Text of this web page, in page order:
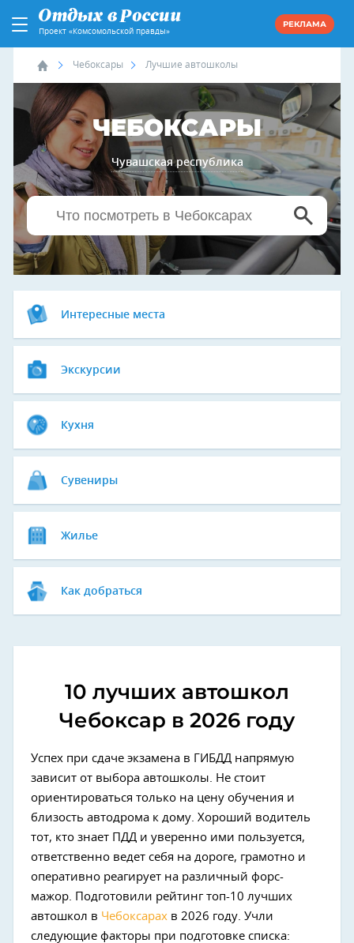
Проект «Комсомольской правды»
РЕКЛАМА
Чебоксары Лучшие автошколы
ЧЕБОКСАРЫ
Чувашская республика
Интересные места
Экскурсии
Кухня
Сувениры
Жилье
Как добраться
10 лучших автошкол
Чебоксар в 2026 году
Успех при сдаче экзамена в ГИБДД напрямую
зависит от выбора автошколы. Не стоит
ориентироваться только на цену обучения и
близость автодрома к дому. Хороший водитель
тот, кто знает ПДД и уверенно ими пользуется,
ответственно ведет себя на дороге, грамотно и
оперативно реагирует на различный форс-
мажор. Подготовили рейтинг топ-10 лучших
автошкол в Чебоксарах в 2026 году. Учли
следующие факторы при подготовке списка: